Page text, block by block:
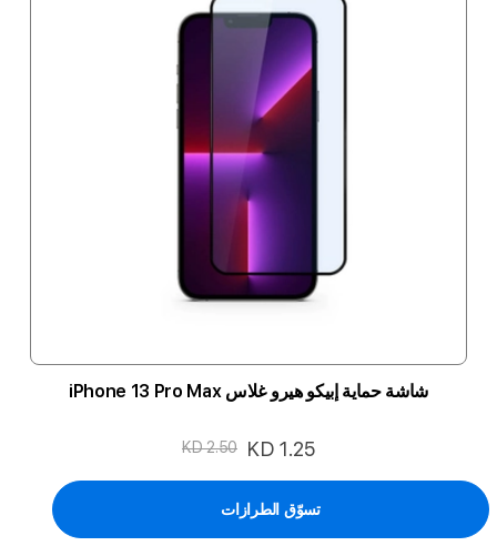
شاشة حماية إبيكو هيرو غلاس iPhone 13 Pro Max
السعر
KD 1.25
KD 2.50
تسوّق الطرازات